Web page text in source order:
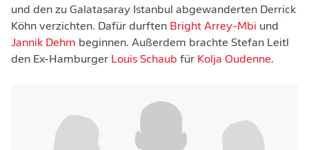
und den zu Galatasaray Istanbul abgewanderten Derrick
Köhn verzichten. Dafür durften Bright Arrey-Mbi und
Jannik Dehm beginnen. Außerdem brachte Stefan Leitl
den Ex-Hamburger Louis Schaub für Kolja Oudenne.